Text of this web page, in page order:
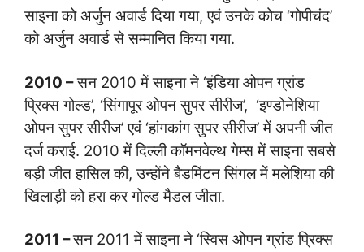
साइना को अर्जुन अवार्ड दिया गया, एवं उनके कोच ‘गोपीचंद’
को अर्जुन अवार्ड से सम्मानित किया गया.
2010 –सन 2010 में साइना ने ‘इंडिया ओपन ग्रांड
प्रिक्स गोल्ड’, ‘सिंगापूर ओपन सुपर सीरीज’, ‘इण्डोनेशिया
ओपन सुपर सीरीज’ एवं ‘हांगकांग सुपर सीरीज’ में अपनी जीत
दर्ज कराई. 2010 में दिल्ली कॉमनवेल्थ गेम्स में साइना सबसे
बड़ी जीत हासिल की, उन्होंने बैडमिंटन सिंगल में मलेशिया की
खिलाड़ी को हरा कर गोल्ड मैडल जीता.
2011 –सन 2011 में साइना ने ‘स्विस ओपन ग्रांड प्रिक्स